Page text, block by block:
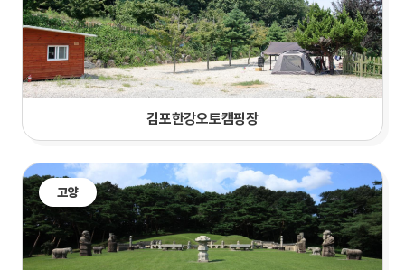
김포한강오토캠핑장
고양